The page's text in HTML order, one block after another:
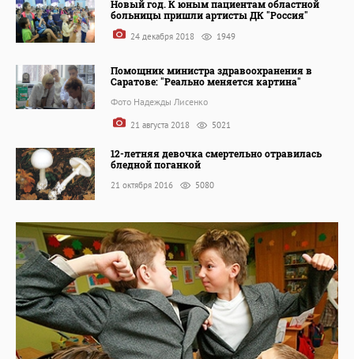
Новый год. К юным пациентам областной
больницы пришли артисты ДК "Россия"
24 декабря 2018 1949
Помощник министра здравоохранения в
Саратове: "Реально меняется картина"
Фото Надежды Лисенко
21 августа 2018 5021
12-летняя девочка смертельно отравилась
бледной поганкой
21 октября 2016 5080